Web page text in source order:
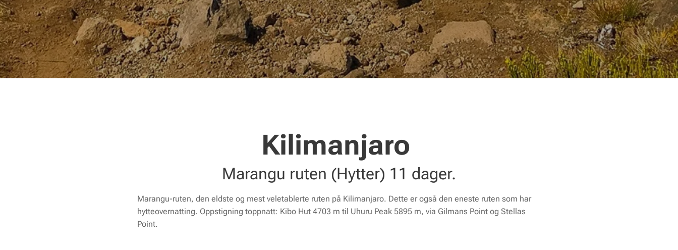
Kilimanjaro
Marangu ruten (Hytter) 11 dager.
Marangu-ruten, den eldste og mest veletablerte ruten på Kilimanjaro. Dette er også den eneste ruten som har
hytteovernatting. Oppstigning toppnatt: Kibo Hut 4703 m til Uhuru Peak 5895 m, via Gilmans Point og Stellas
Point.